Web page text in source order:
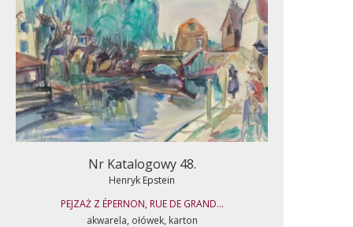
Nr Katalogowy 48.
Henryk Epstein
PEJZAŻ Z ÉPERNON, RUE DE GRAND...
akwarela, ołówek, karton